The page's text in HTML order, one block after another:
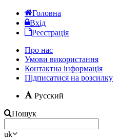
Головна
Вхід
Реєстрація
Про нас
Умови використання
Контактна інформація
Підписатися на розсилку
Русский
Пошук
uk